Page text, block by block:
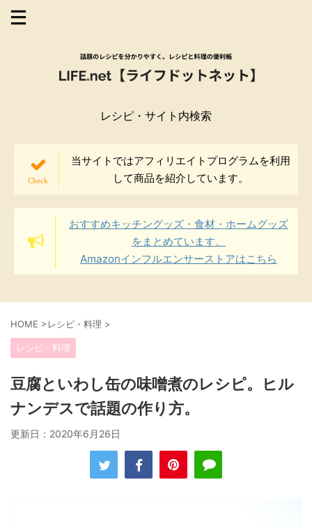
レシピ・サイト内検索
当サイトではアフィリエイトプログラムを利用
して商品を紹介しています。
おすすめキッチングッズ・食材・ホームグッズ
をまとめています。
Amazonインフルエンサーストアはこちら
HOME >レシピ・料理 >
レシピ・料理
豆腐といわし缶の味噌煮のレシピ。ヒル
ナンデスで話題の作り方。
更新日： 2020年6月26日